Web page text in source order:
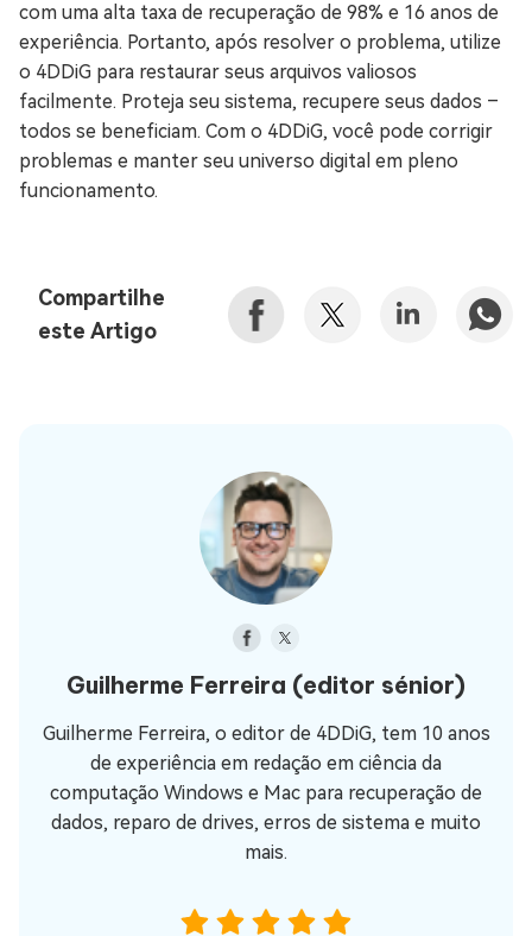
com uma alta taxa de recuperação de 98% e 16 anos de
experiência. Portanto, após resolver o problema, utilize
o 4DDiG para restaurar seus arquivos valiosos
facilmente. Proteja seu sistema, recupere seus dados –
todos se beneficiam. Com o 4DDiG, você pode corrigir
problemas e manter seu universo digital em pleno
funcionamento.
Compartilhe
este Artigo
Guilherme Ferreira (editor sénior)
Guilherme Ferreira, o editor de 4DDiG, tem 10 anos
de experiência em redação em ciência da
computação Windows e Mac para recuperação de
dados, reparo de drives, erros de sistema e muito
mais.